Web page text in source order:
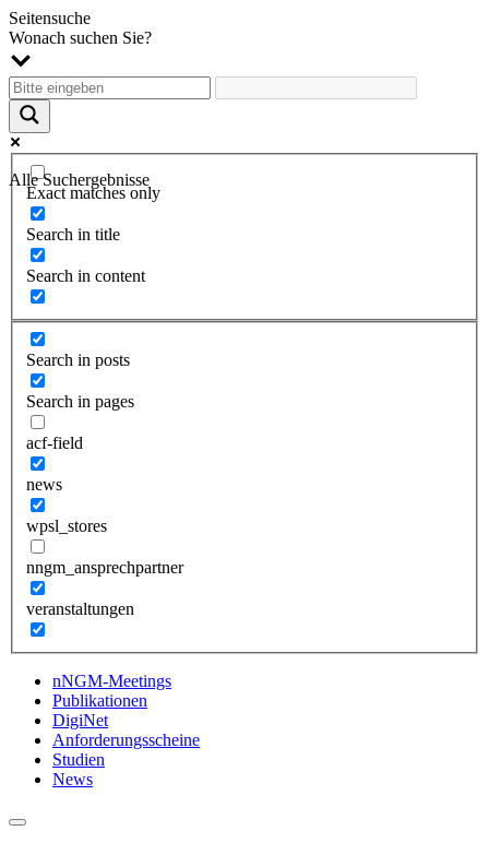
Seitensuche
Wonach suchen Sie?
Alle Suchergebnisse
Exact matches only
Search in title
Search in content
Search in posts
Search in pages
acf-field
news
wpsl_stores
nngm_ansprechpartner
veranstaltungen
nNGM-Meetings
Publikationen
DigiNet
Anforderungsscheine
Studien
News